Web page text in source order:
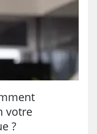
votre
?